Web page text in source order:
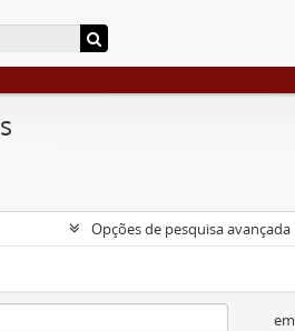
Opções de pesquisa avançada
em